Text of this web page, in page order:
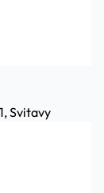
Svitavy